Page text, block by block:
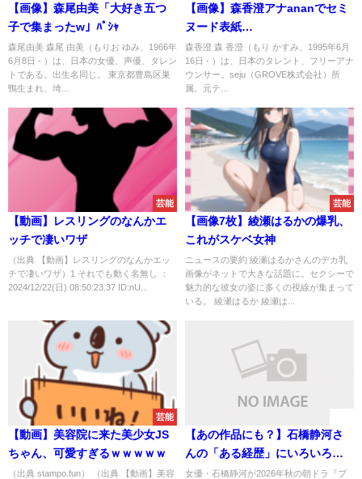
【画像】森尾由美「大好き五つ
子で集まったw」ﾊﾟｼｬ
森尾由美 森尾 由美（もりお ゆみ、1966年
6月8日 - ）は、日本の女優、声優、タレン
トである。出生名同じ。 東京都豊島区巣
鴨生まれ、埼...
【画像】森香澄アナananでセミ
ヌード表紙
森香澄 森 香澄（もり かすみ、1995年6月
16日 - ）は、日本のタレント、フリーアナ
ウンサー。seju（GROVE株式会社）所
属。元テ...
芸能
【動画】レスリングのなんかエ
ッチで凄いワザ
（出典 【動画】レスリングのなんかエッ
チで凄いワザ）1 それでも動く名無し ：
2024/12/22(日) 08:50:23.37 ID:nU...
芸能
【画像7枚】綾瀬はるかの爆乳、
これがスケベ女神
ニュースの要約 綾瀬はるかさんのデカ乳
画像がネットで大きな話題に。セクシーで
魅力的な彼女の姿に多くの視線が集まって
いる。 綾瀬はるか 綾瀬は...
芸能
【動画】美容院に来た美少女JS
ちゃん、可愛すぎるｗｗｗｗｗ
（出典 stampo.fun） （出典 【動画】美容
【あの作品にも？】石橋静河さ
んの「ある経歴」にいろいろな
作品に出ていることが明らかに
女優・石橋静河が2026年秋の朝ドラ『ブ